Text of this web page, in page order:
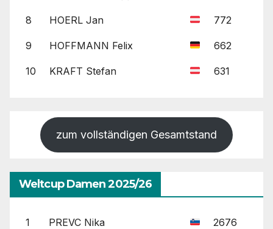
8 HOERL Jan 772
9 HOFFMANN Felix 662
10 KRAFT Stefan 631
zum vollständigen Gesamtstand
Weltcup Damen 2025/26
1 PREVC Nika 2676